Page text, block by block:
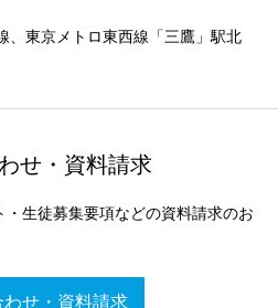
、東京メトロ東西線「三鷹」駅北
せ・資料請求
生徒募集要項などの資料請求のお
わせ・資料請求